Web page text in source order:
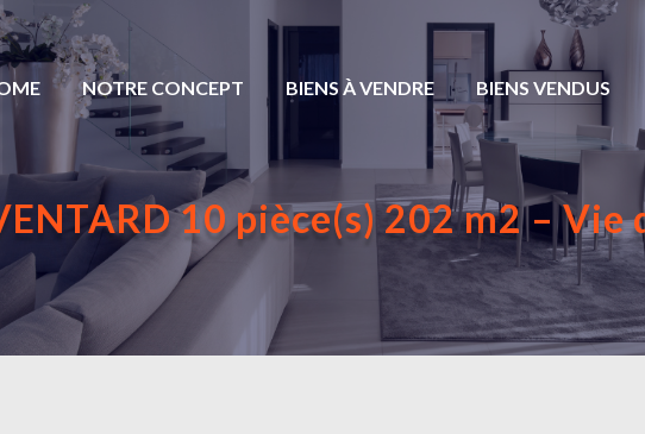
NOTRE CONCEPT BIENS À VENDRE BIENS VENDUS
10 pièce(s) 202 m2 – Vie